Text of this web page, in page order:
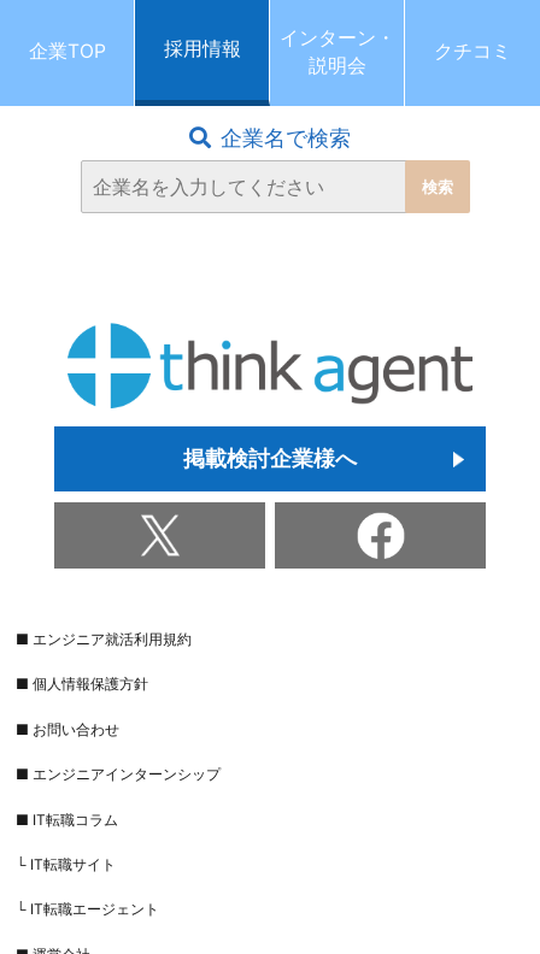
企業TOP 採用情報
インターン・
説明会
クチコミ
企業名で検索
掲載検討企業様へ
■ エンジニア就活利用規約
■ 個人情報保護方針
■ お問い合わせ
■ エンジニアインターンシップ
■ IT転職コラム
└ IT転職サイト
└ IT転職エージェント